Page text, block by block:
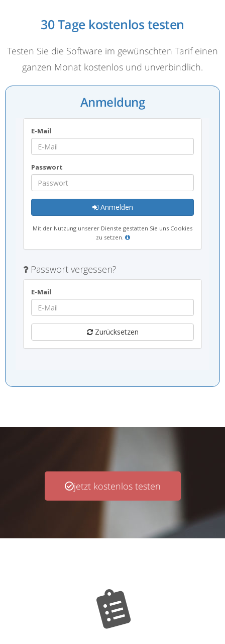
30 Tage kostenlos testen
Testen Sie die Software im gewünschten Tarif einen
ganzen Monat kostenlos und unverbindlich.
Anmeldung
jetzt kostenlos testen